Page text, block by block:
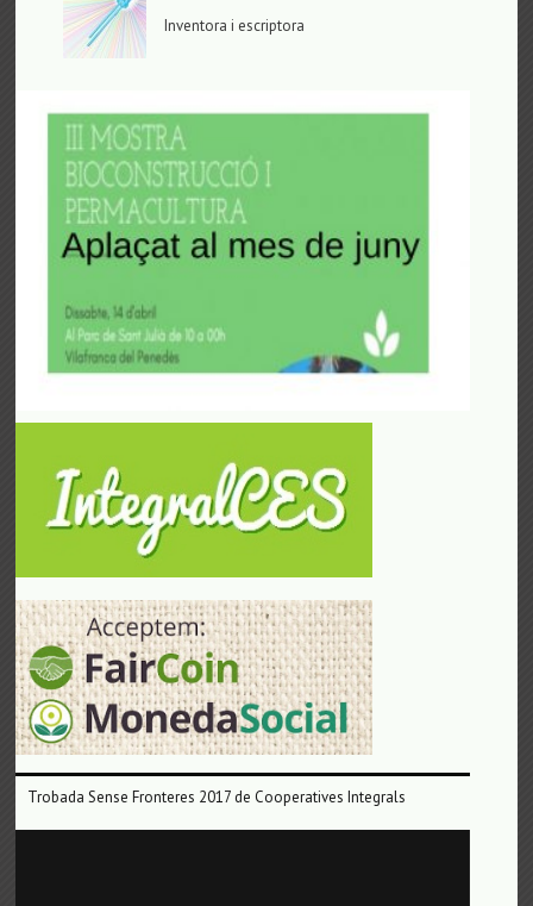
Inventora i escriptora
Trobada Sense Fronteres 2017 de Cooperatives Integrals